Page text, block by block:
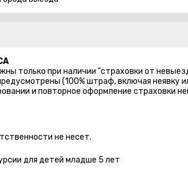
только при наличии "страховки от
(100% штраф, включая неявку
и повторное оформление страховки
не несет.
для детей младше 5 лет